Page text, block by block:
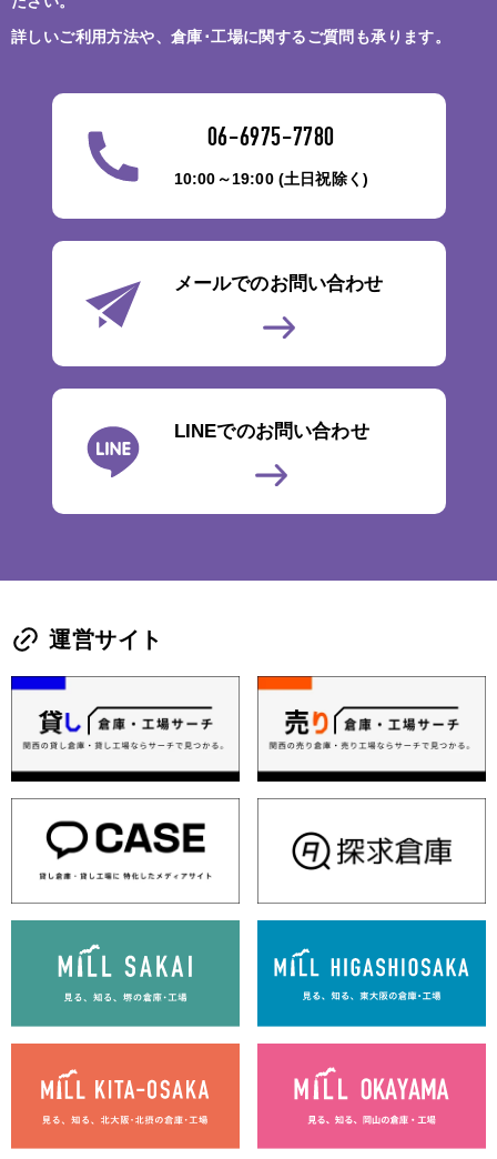
詳しいご利用方法や、倉庫･工場に関するご質問も承ります。
06-6975-7780
10:00～19:00 (土日祝除く)
メールでのお問い合わせ
LINEでのお問い合わせ
運営サイト